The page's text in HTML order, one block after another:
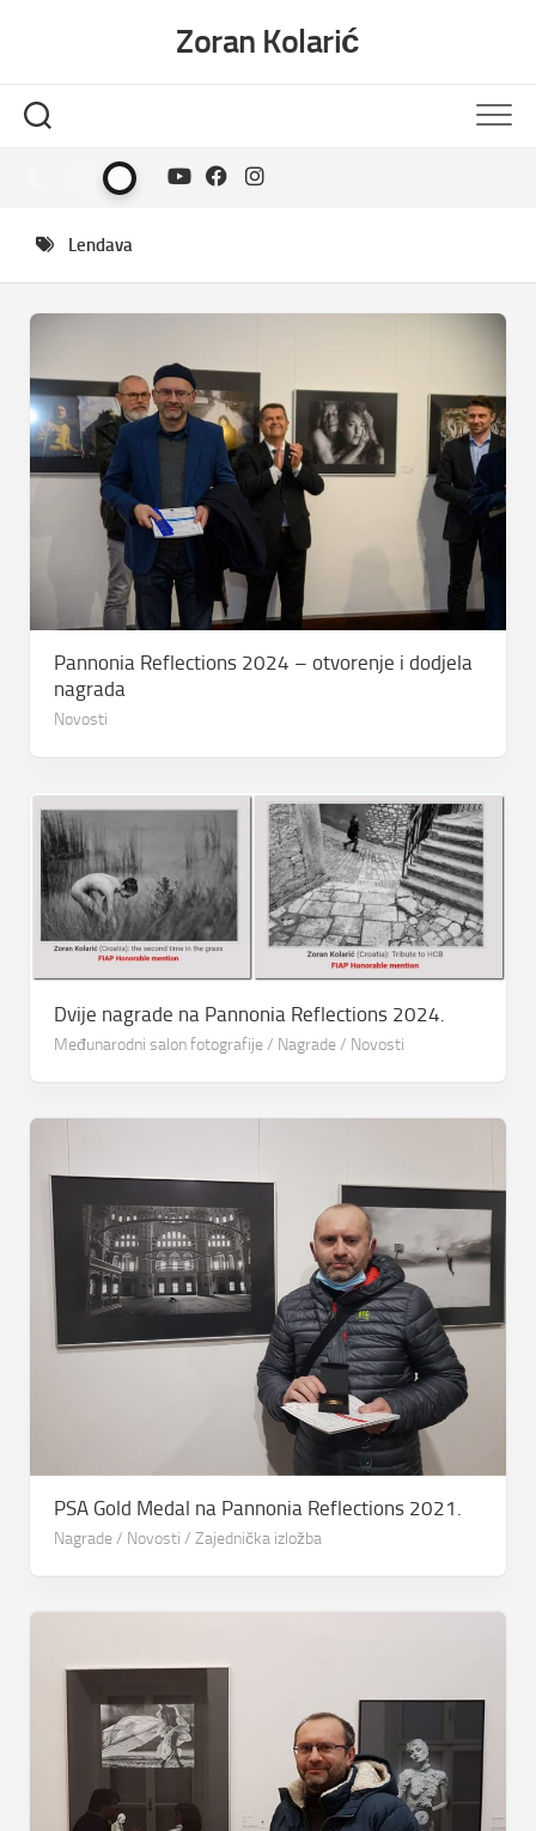
Zoran Kolarić
Lendava
Pannonia Reflections 2024 – otvorenje i dodjela
nagrada
Novosti
Dvije nagrade na Pannonia Reflections 2024.
Međunarodni salon fotografije/ Nagrade/ Novosti
PSA Gold Medal na Pannonia Reflections 2021.
Nagrade / Novosti / Zajednička izložba